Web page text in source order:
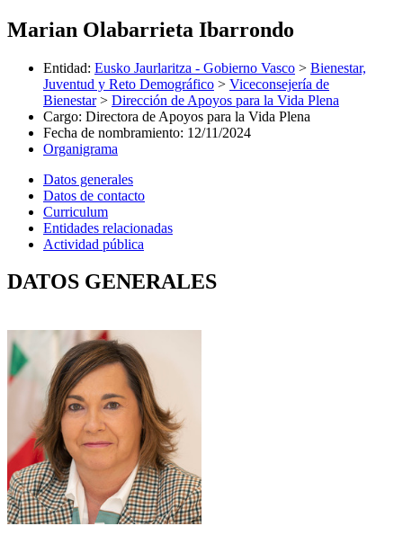
Marian Olabarrieta Ibarrondo
Entidad: Eusko Jaurlaritza - Gobierno Vasco > Bienestar,
Juventud y Reto Demográfico > Viceconsejería de
Bienestar> Dirección de Apoyos para la Vida Plena
Cargo: Directora de Apoyos para la Vida Plena
Fecha de nombramiento: 12/11/2024
Organigrama
Datos generales
Datos de contacto
Curriculum
Entidades relacionadas
Actividad pública
DATOS GENERALES